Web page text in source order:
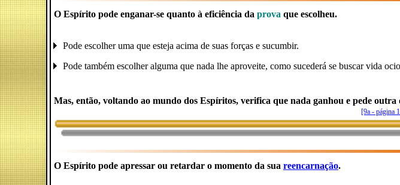
O Espírito pode enganar-se quanto à eficiência da prova que escolheu.
Pode escolher uma que esteja acima de suas forças e sucumbir.
Pode também escolher alguma que nada lhe aproveite, como sucederá se buscar vida
Mas, então, voltando ao mundo dos Espíritos, verifica que nada ganhou e pede
[9a - página
O Espírito pode apressar ou retardar o momento da sua reencarnação.